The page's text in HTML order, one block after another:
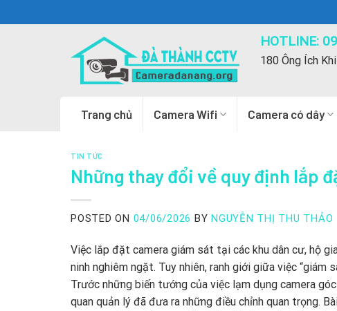
to
HOTLINE:
180 Ông Ích
Trang chủ Camera Wifi Camera có dây
TIN TỨC
Những thay đổi về quy định lắp
POSTED ON 04/06/2026 BY NGUYỄN THỊ THU THẢO
Việc lắp đặt camera giám sát tại các khu dân cư, hộ
ninh nghiêm ngặt. Tuy nhiên, ranh giới giữa việc “giám
Trước những biến tướng của việc lạm dụng camera
quan quản lý đã đưa ra những điều chỉnh quan trọng.